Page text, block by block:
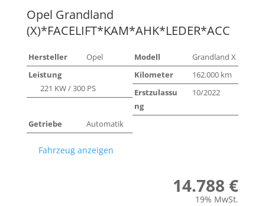
Opel Grandland
(X)*FACELIFT*KAM*AHK*LEDER*ACC
Hersteller Opel Modell
Grandland X
Leistung
221 KW / 300 PS
Kilometer
162.000 km
Erstzulassu
ng
10/2022
Getriebe Automatik
Fahrzeug anzeigen
14.788 €
19% MwSt.